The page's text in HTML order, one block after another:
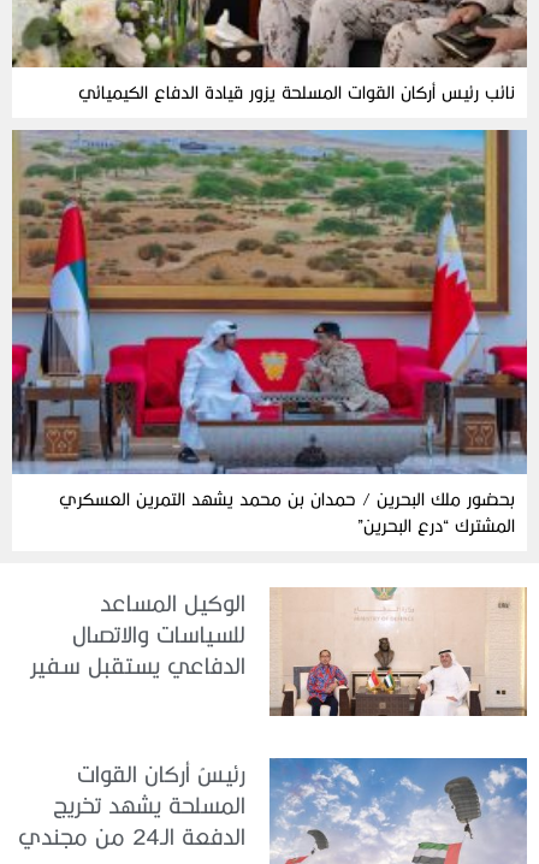
نائب رئيس أركان القوات المسلحة يزور قيادة الدفاع الكيميائي
بحضور ملك البحرين / حمدان بن محمد يشهد التمرين العسكري
المشترك “درع البحرين”
الوكيل المساعد
للسياسات والاتصال
الدفاعي يستقبل سفير
رئيسُ أركان القوات
المسلحة يشهد تخريج
الدفعة الـ24 من مجندي